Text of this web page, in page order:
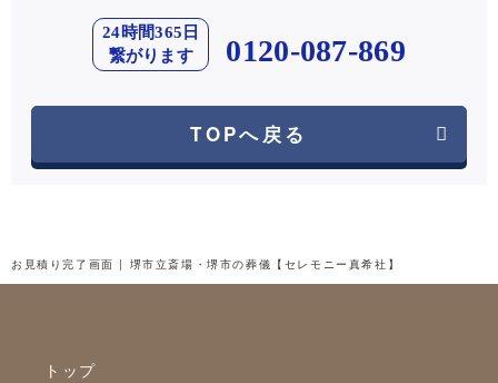
24時間365日
繋がります
0120-087-869
TOPへ戻る
お見積り完了画面 | 堺市立斎場・堺市の葬儀【セレモニー真希社】
トップ